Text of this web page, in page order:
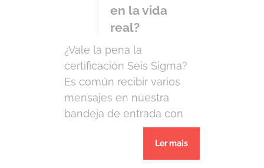
en la vida
real?
¿Vale la pena la
certificación Seis Sigma?
Es común recibir varios
mensajes en nuestra
bandeja de entrada con
preguntas y dudas sobre
la certificación Seis Sigma.
Como no puedo encontrar
Ler mais